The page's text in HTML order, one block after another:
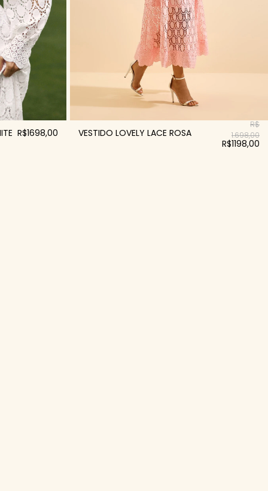
R$1698,00 VESTIDO LOVELY LACE ROSA
R$
1.698,00
R$1198,00